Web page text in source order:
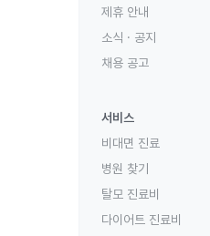
제휴 안내
소식 · 공지
채용 공고
서비스
비대면 진료
병원 찾기
탈모 진료비
다이어트 진료비